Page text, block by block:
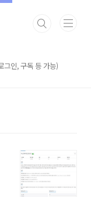
그인, 구독 등 가능)